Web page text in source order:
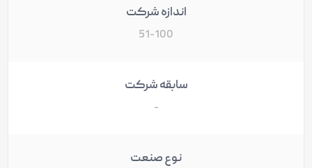
اندازه شرکت
51-100
سابقه شرکت
-
نوع صنعت